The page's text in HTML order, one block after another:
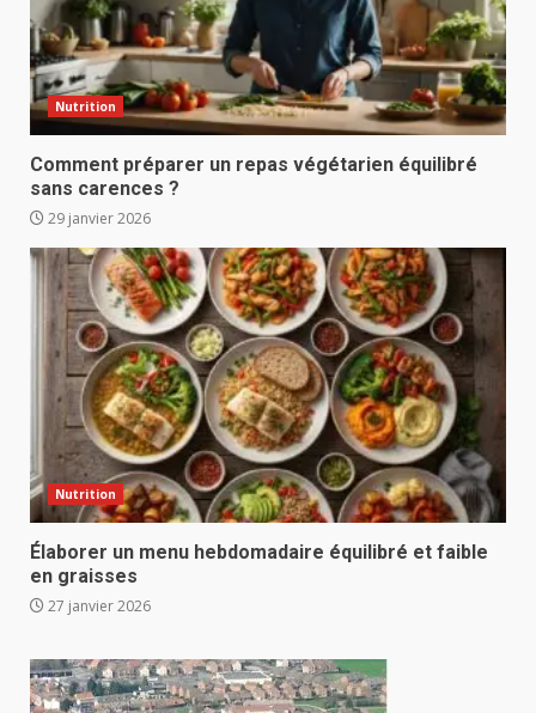
Nutrition
Comment préparer un repas végétarien équilibré
sans carences ?
29 janvier 2026
Nutrition
Élaborer un menu hebdomadaire équilibré et faible
en graisses
27 janvier 2026